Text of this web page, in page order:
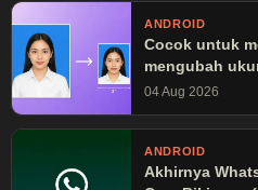
ANDROID
Cocok untuk
mengubah
Canva
04 Aug 2026
ANDROID
Akhirnya